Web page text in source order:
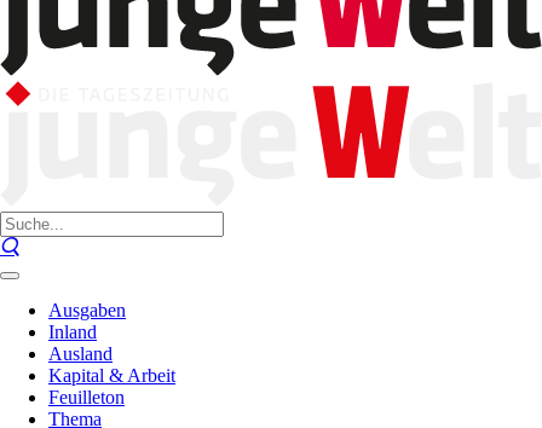
Ausgaben
Inland
Ausland
Kapital & Arbeit
Feuilleton
Thema